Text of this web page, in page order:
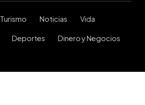
Turismo Noticias Vida
Deportes Dinero y Negocios